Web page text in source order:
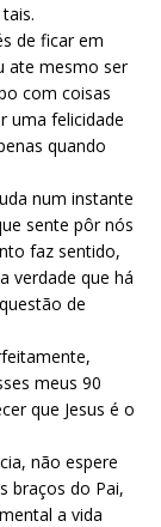
de ficar em
ate mesmo ser
com coisas
uma felicidade
quando
num instante
sente pôr nós
faz sentido,
verdade que há
de
meus 90
que Jesus é o
não espere
braços do Pai,
a vida